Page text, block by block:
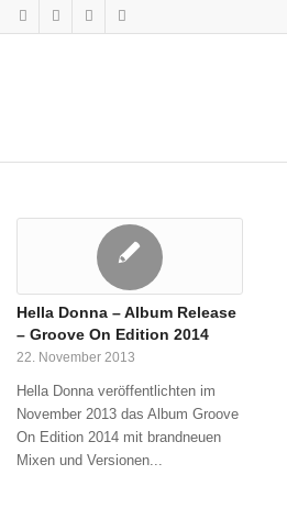
Hella Donna – Album Release
– Groove On Edition 2014
22. November 2013
Hella Donna veröffentlichten im
November 2013 das Album Groove
On Edition 2014 mit brandneuen
Mixen und Versionen...